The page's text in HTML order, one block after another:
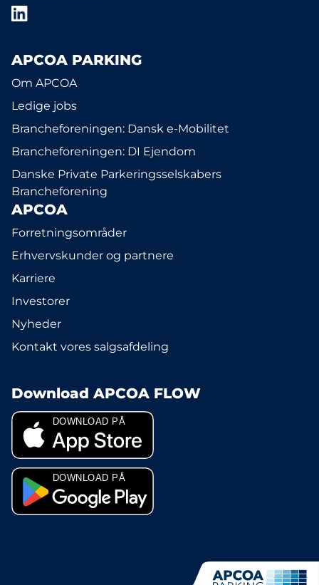
APCOA PARKING
Om APCOA
Ledige jobs
Brancheforeningen: Dansk e-Mobilitet
Brancheforeningen: DI Ejendom
Danske Private Parkeringsselskabers
Brancheforening
APCOA
Forretningsområder
Erhvervskunder og partnere
Karriere
Investorer
Nyheder
Kontakt vores salgsafdeling
Download APCOA FLOW